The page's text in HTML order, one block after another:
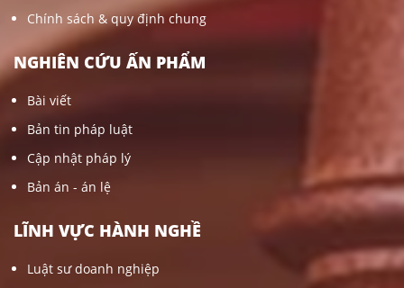
Chính sách & quy định chung
NGHIÊN CỨU ẤN PHẨM
Bài viết
Bản tin pháp luật
Cập nhật pháp lý
Bản án - án lệ
LĨNH VỰC HÀNH NGHỀ
Luật sư doanh nghiệp